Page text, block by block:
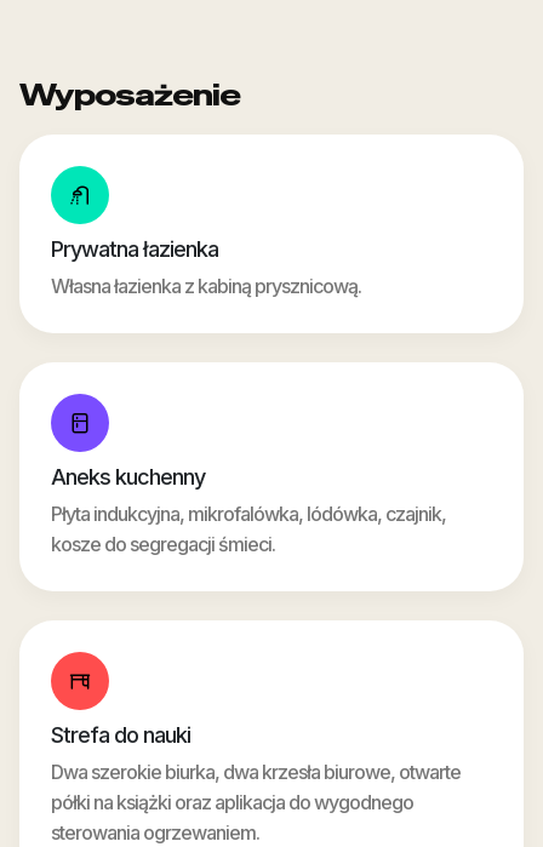
Wyposażenie
Prywatna łazienka
Własna łazienka z kabiną prysznicową.
Aneks kuchenny
Płyta indukcyjna, mikrofalówka, lódówka, czajnik,
kosze do segregacji śmieci.
Strefa do nauki
Dwa szerokie biurka, dwa krzesła biurowe, otwarte
półki na książki oraz aplikacja do wygodnego
sterowania ogrzewaniem.